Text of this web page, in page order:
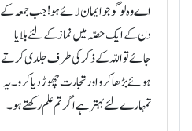
اے وہ لوگو جو ایمان لائے ہو! جب جمعہ کے
دن کے ایک حصّہ میں نماز کے لئے بلایا
جائے تو اللہ کے ذکر کی طرف جلدی کرتے
ہوئے بڑھا کرو اور تجارت چھوڑ دیا کرو۔ یہ
تمہارے لئے بہتر ہے اگر تم علم رکھتے ہو۔